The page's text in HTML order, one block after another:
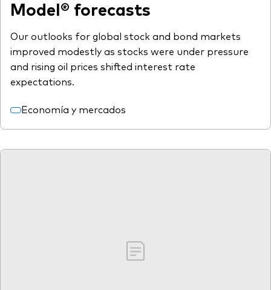
Model® forecasts
Our outlooks for global stock and bond markets
improved modestly as stocks were under pressure
and rising oil prices shifted interest rate
expectations.
Economía y mercados